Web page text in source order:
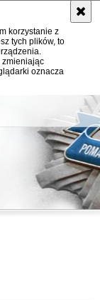
korzystanie z
tych plików, to
zmieniając
oznacza